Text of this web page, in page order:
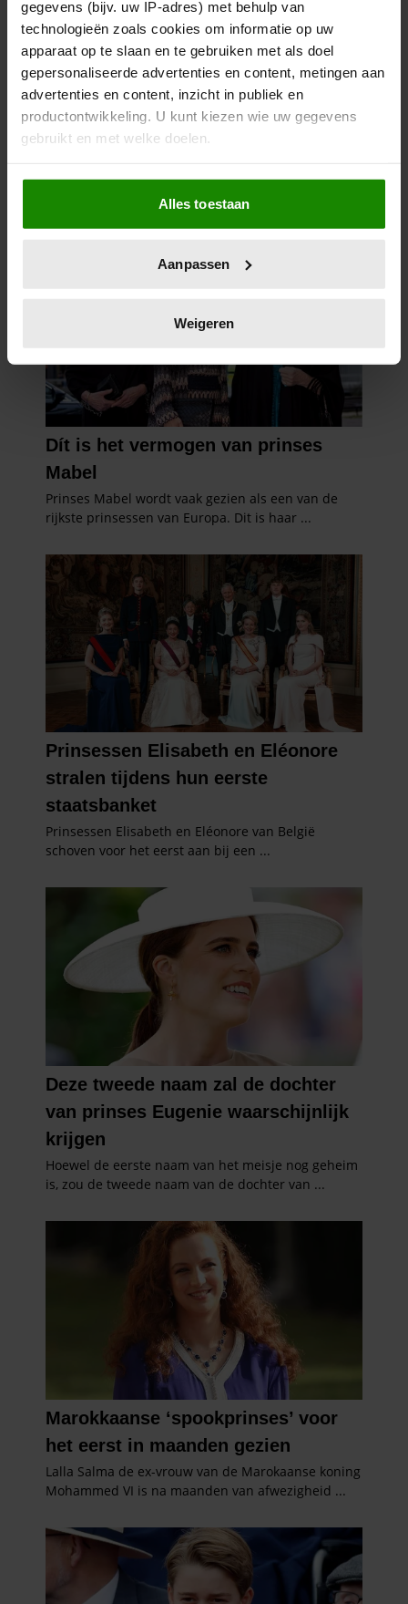
gegevens (bijv. uw IP-adres) met behulp van
technologieën zoals cookies om informatie op uw
apparaat op te slaan en te gebruiken met als doel
gepersonaliseerde advertenties en content, metingen aan
advertenties en content, inzicht in publiek en
productontwikkeling. U kunt kiezen wie uw gegevens
gebruikt en met welke doelen.
Als u het toestaat, willen we ook graag:
Informatie verzamelen over uw geografische
locatie, die tot een paar meter nauwkeurig kan zijn
scannen op specifieke eigenschappen (fingerprinting)
verwerkt en stel uw voorkeuren in het
intrekken in de Cookieverklaring.
We gebruiken cookies om content en advertenties te
personaliseren, om functies voor social media te bieden
en om ons websiteverkeer te analyseren. Ook delen we
informatie over uw gebruik van onze site met onze
partners voor social media, adverteren en analyse. Deze
partners kunnen deze gegevens combineren met andere
gaat akkoord met onze cookies als u onze website blijft
Alles toestaan
Aanpassen
Weigeren